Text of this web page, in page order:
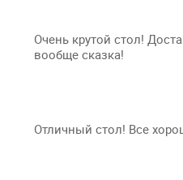
Очень крутой стол!
вообще сказка!
Отличный стол! Все